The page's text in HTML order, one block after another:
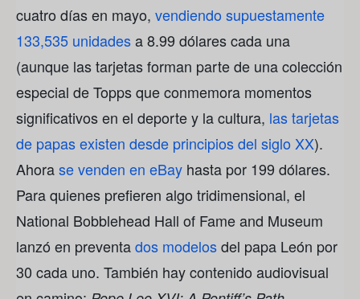
cuatro días en mayo, vendiendo supuestamente
133,535 unidadesa 8.99 dólares cada una
(aunque las tarjetas forman parte de una colección
especial de Topps que conmemora momentos
significativos en el deporte y la cultura, las tarjetas
de papas existen desde principios del siglo XX).
Ahorase venden en eBay hasta por 199 dólares.
Para quienes prefieren algo tridimensional, el
National Bobblehead Hall of Fame and Museum
lanzó en preventados modelosdel papa León por
30 cada uno. También hay contenido audiovisual